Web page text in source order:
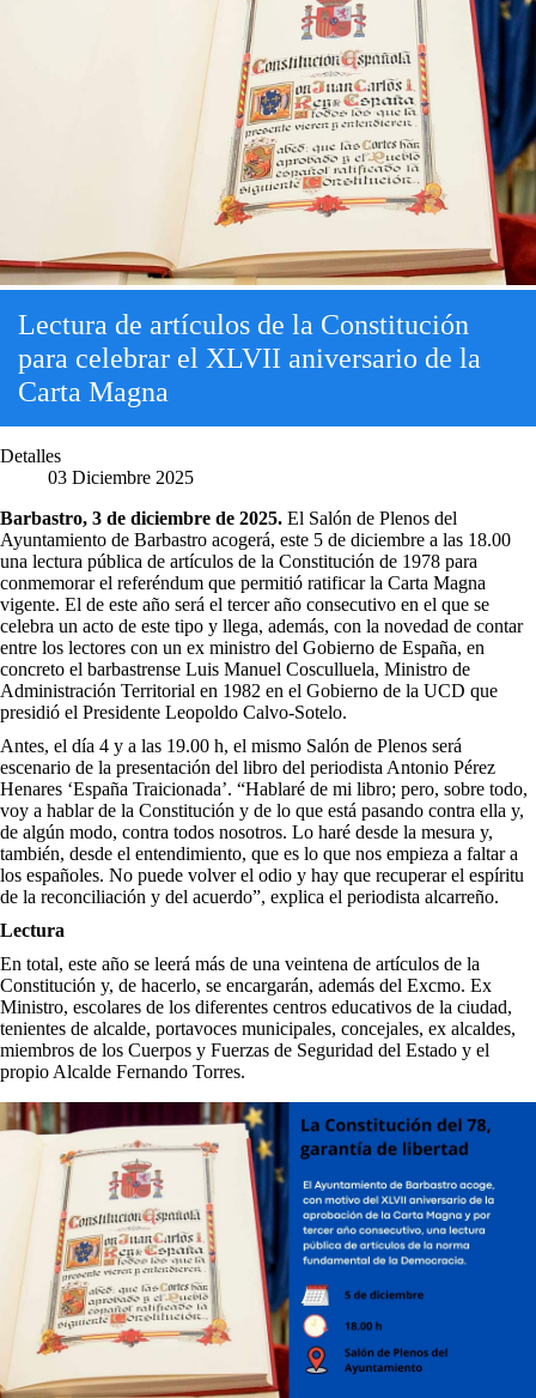
Lectura de artículos de la Constitución
para celebrar el XLVII aniversario de la
Carta Magna
Detalles
03 Diciembre 2025
Barbastro, 3 de diciembre de 2025. El Salón de Plenos del
Ayuntamiento de Barbastro acogerá, este 5 de diciembre a las 18.00
una lectura pública de artículos de la Constitución de 1978 para
conmemorar el referéndum que permitió ratificar la Carta Magna
vigente. El de este año será el tercer año consecutivo en el que se
celebra un acto de este tipo y llega, además, con la novedad de contar
entre los lectores con un ex ministro del Gobierno de España, en
concreto el barbastrense Luis Manuel Cosculluela, Ministro de
Administración Territorial en 1982 en el Gobierno de la UCD que
presidió el Presidente Leopoldo Calvo-Sotelo.
Antes, el día 4 y a las 19.00 h, el mismo Salón de Plenos será
escenario de la presentación del libro del periodista Antonio Pérez
Henares ‘España Traicionada’. “Hablaré de mi libro; pero, sobre todo,
voy a hablar de la Constitución y de lo que está pasando contra ella y,
de algún modo, contra todos nosotros. Lo haré desde la mesura y,
también, desde el entendimiento, que es lo que nos empieza a faltar a
los españoles. No puede volver el odio y hay que recuperar el espíritu
de la reconciliación y del acuerdo”, explica el periodista alcarreño.
Lectura
En total, este año se leerá más de una veintena de artículos de la
Constitución y, de hacerlo, se encargarán, además del Excmo. Ex
Ministro, escolares de los diferentes centros educativos de la ciudad,
tenientes de alcalde, portavoces municipales, concejales, ex alcaldes,
miembros de los Cuerpos y Fuerzas de Seguridad del Estado y el
propio Alcalde Fernando Torres.